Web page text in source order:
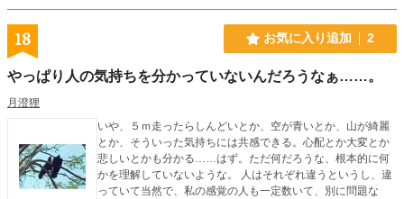
18 お気に入り追加 2
やっぱり人の気持ちを分かっていないんだろうなぁ……。
月澄狸
いや、５ｍ走ったらしんどいとか、空が青いとか、山が綺麗
とか、そういった気持ちには共感できる。心配とか大変とか
悲しいとかも分かる……はず。ただ何だろうな、根本的に何
かを理解していないような。 人はそれぞれ違うというし、違
っていて当然で、私の感覚の人も一定数いて、別に問題な